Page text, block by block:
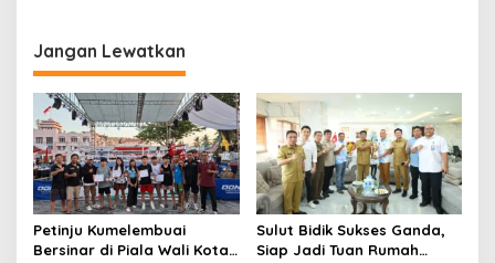
Jangan Lewatkan
Petinju Kumelembuai
Bersinar di Piala Wali Kota
Sulut Bidik Sukses Ganda,
Siap Jadi Tuan Rumah